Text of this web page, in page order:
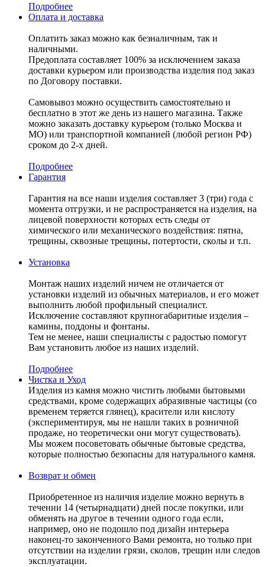
Подробнее
Оплата и доставка
Оплатить заказ можно как безналичным, так и
наличными.
Предоплата составляет 100% за исключением заказа
доставки курьером или производства изделия под заказ
по Договору поставки.
Самовывоз можно осуществить самостоятельно и
бесплатно в этот же день из нашего магазина. Также
можно заказать доставку курьером (только Москва и
МО) или транспортной компанией (любой регион РФ)
сроком до 2-х дней.
Подробнее
Гарантия
Гарантия на все наши изделия составляет 3 (три) года с
момента отгрузки, и не распространяется на изделия, на
лицевой поверхности которых есть следы от
химического или механического воздействия: пятна,
трещины, сквозные трещины, потертости, сколы и т.п.
Установка
Монтаж наших изделий ничем не отличается от
установки изделий из обычных материалов, и его может
выполнить любой профильный специалист.
Исключение составляют крупногабаритные изделия –
камины, поддоны и фонтаны.
Тем не менее, наши специалисты с радостью помогут
Вам установить любое из наших изделий.
Подробнее
Чистка и Уход
Изделия из камня можно чистить любыми бытовыми
средствами, кроме содержащих абразивные частицы (со
временем теряется глянец), красители или кислоту
(экспериментируя, мы не нашли таких в розничной
продаже, но теоретически они могут существовать).
Мы можем посоветовать обычные бытовые средства,
которые полностью безопасны для натурального камня.
Возврат и обмен
Приобретенное из наличия изделие можно вернуть в
течении 14 (четырнадцати) дней после покупки, или
обменять на другое в течении одного года если,
например, оно не подошло под дизайн интерьера
наконец-то законченного Вами ремонта, но только при
отсутствии на изделии грязи, сколов, трещин или следов
эксплуатации.